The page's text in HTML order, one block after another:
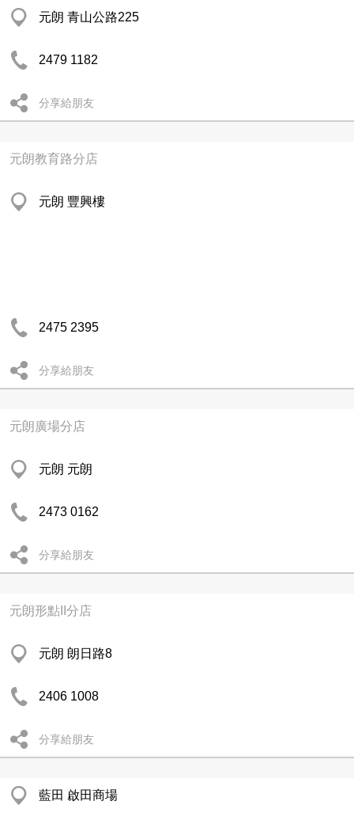
元朗 青山公路225
2479 1182
分享給朋友
元朗教育路分店
元朗 豐興樓
2475 2395
分享給朋友
元朗廣場分店
元朗 元朗
2473 0162
分享給朋友
元朗形點II分店
元朗 朗日路8
2406 1008
分享給朋友
藍田 啟田商場